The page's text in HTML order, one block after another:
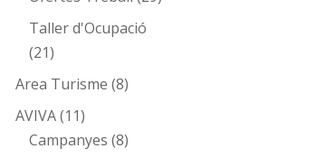
Taller d'Ocupació
(21)
Area Turisme (8)
AVIVA(11)
Campanyes (8)